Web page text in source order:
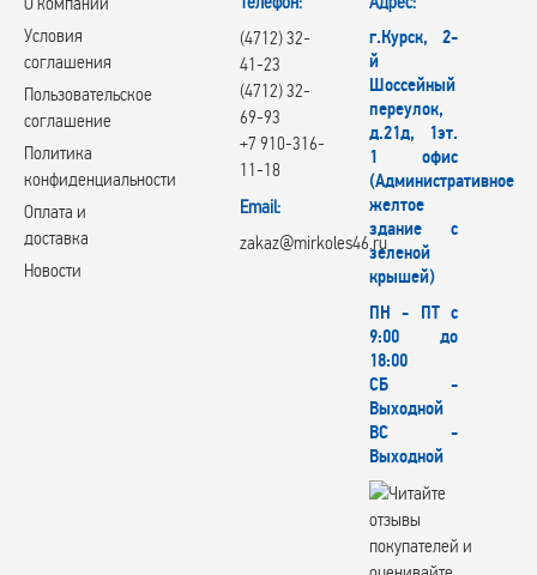
Условия
соглашения
Пользовательское
соглашение
Политика
конфиденциальности
Оплата и
доставка
Новости
(4712) 32-
41-23
(4712) 32-
69-93
+7 910-316-
11-18
Email:
zakaz@mirkoles46.ru
г.Курск, 2-
й
Шоссейный
переулок,
д.21д, 1эт.
1 офис
(Административное
желтое
здание с
зеленой
крышей)
ПН - ПТ с
9:00 до
18:00
СБ -
Выходной
ВС -
Выходной